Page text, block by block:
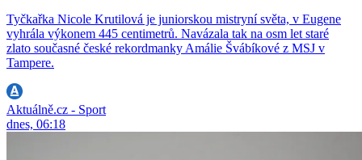
Tyčkařka Nicole Krutilová je juniorskou mistryní světa, v Eugene
vyhrála výkonem 445 centimetrů. Navázala tak na osm let staré
zlato současné české rekordmanky Amálie Švábíkové z MSJ v
Tampere.
Aktuálně.cz - Sport
dnes, 06:18